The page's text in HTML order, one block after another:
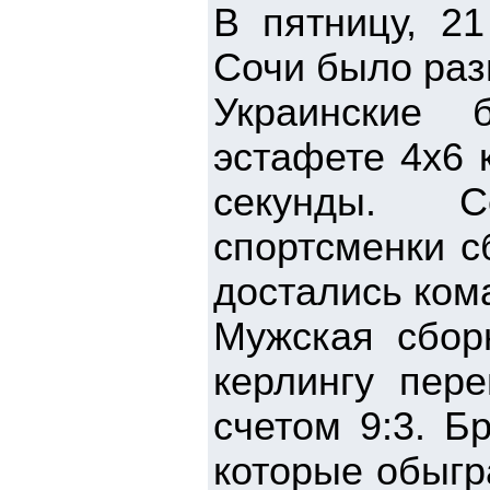
В пятницу,
Сочи было
Украинские
эстафете 4х6
секунды.
спортсменки
достались
Мужская
керлингу
счетом 9:3.
которые